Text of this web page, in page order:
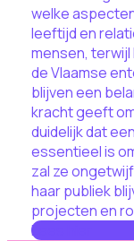
welke
leeftijd en
mensen,
de Vlaamse
blijven een
kracht geeft
duidelijk dat
essentieel is
zal ze
haar publiek
projecten en
Lees hier